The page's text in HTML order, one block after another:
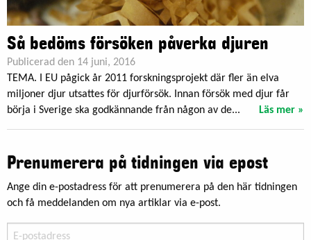
Så bedöms försöken påverka djuren
Publicerad den 14 juni, 2016
TEMA. I EU pågick år 2011 forskningsprojekt där fler än elva
miljoner djur utsattes för djurförsök. Innan försök med djur får
börja i Sverige ska godkännande från någon av de...
Läs mer »
Prenumerera på tidningen via epost
Ange din e-postadress för att prenumerera på den här tidningen
och få meddelanden om nya artiklar via e-post.